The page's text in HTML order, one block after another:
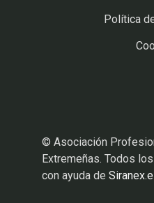
Política
© Asociación
Extremeñas. Todos
con ayuda de